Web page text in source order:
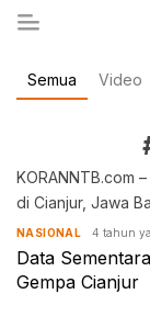
koranntb.com
Semua Video
KORANNTB.com
di Cianjur, Jawa
NASIONAL 4 tahun
Data
Gempa Cianjur